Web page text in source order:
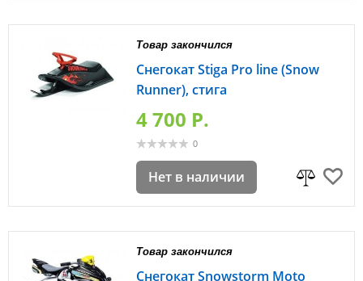
Товар закончился
Снегокат Stiga Pro line (Snow
Runner), стига
4 700 P.
0
Нет в наличии
Товар закончился
Снегокат Snowstorm Moto